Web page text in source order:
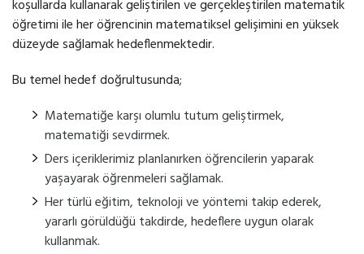
koşullarda kullanarak geliştirilen ve gerçekleştirilen matematik
öğretimi ile her öğrencinin matematiksel gelişimini en yüksek
düzeyde sağlamak hedeflenmektedir.
Bu temel hedef doğrultusunda;
Matematiğe karşı olumlu tutum geliştirmek,
matematiği sevdirmek.
Ders içeriklerimiz planlanırken öğrencilerin yaparak
yaşayarak öğrenmeleri sağlamak.
Her türlü eğitim, teknoloji ve yöntemi takip ederek,
yararlı görüldüğü takdirde, hedeflere uygun olarak
kullanmak.